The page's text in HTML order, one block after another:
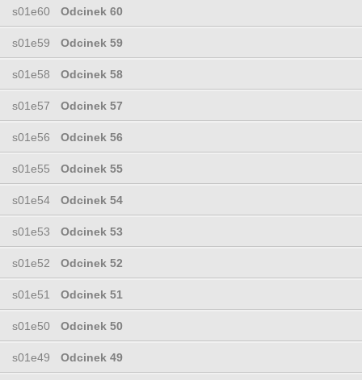
s01e60 Odcinek 60
s01e59 Odcinek 59
s01e58 Odcinek 58
s01e57 Odcinek 57
s01e56 Odcinek 56
s01e55 Odcinek 55
s01e54 Odcinek 54
s01e53 Odcinek 53
s01e52 Odcinek 52
s01e51 Odcinek 51
s01e50 Odcinek 50
s01e49 Odcinek 49